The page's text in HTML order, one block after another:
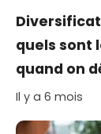
quels sont
quand on
Il y a 6 mois